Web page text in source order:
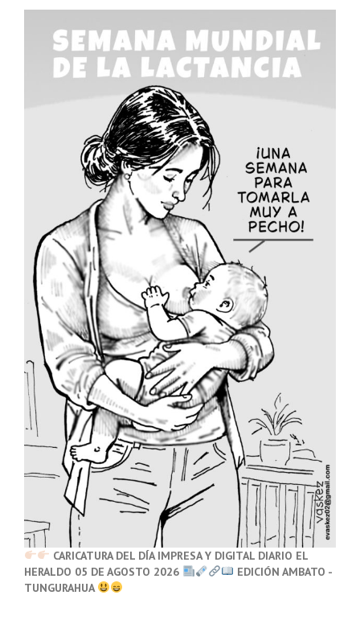
CARICATURA DEL DÍA IMPRESA Y DIGITAL DIARIO EL
HERALDO 05 DE AGOSTO 2026
EDICIÓN AMBATO -
TUNGURAHUA